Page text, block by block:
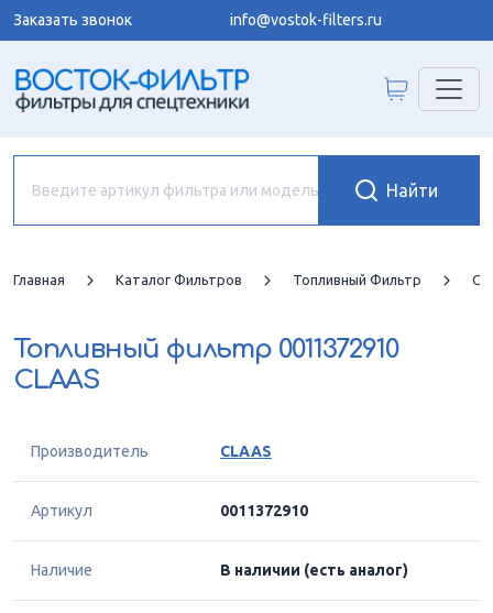
Заказать звонок info@vostok-filters.ru
Главная Каталог Фильтров Топливный Фильтр
Топливный фильтр 0011372910
CLAAS
Производитель CLAAS
Артикул 0011372910
Наличие В наличии (есть аналог)